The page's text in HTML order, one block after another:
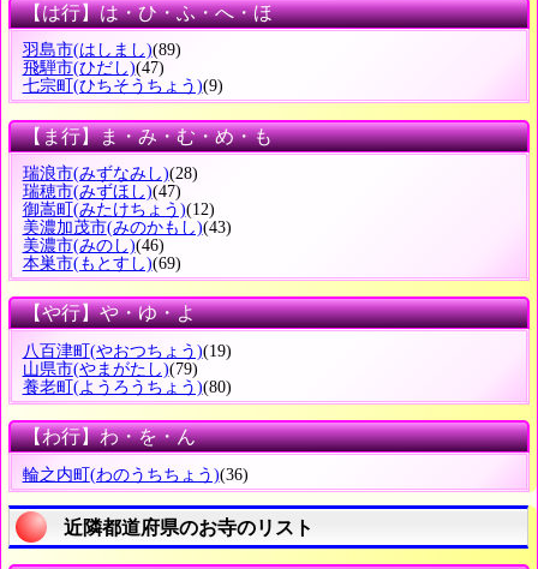
【は行】は・ひ・ふ・へ・ほ
羽島市(はしまし)(89)
飛騨市(ひだし)(47)
七宗町 (ひちそうちょう)(9)
【ま行】ま・み・む・め・も
瑞浪市(みずなみし)(28)
瑞穂市(みずほし)(47)
御嵩町 (みたけちょう)(12)
美濃加茂市(みのかもし)(43)
美濃市(みのし)(46)
本巣市(もとすし)(69)
【や行】や・ゆ・よ
八百津町 (やおつちょう)(19)
山県市(やまがたし)(79)
養老町 (ようろうちょう)(80)
【わ行】わ・を・ん
輪之内町(わのうちちょう)(36)
近隣都道府県のお寺のリスト